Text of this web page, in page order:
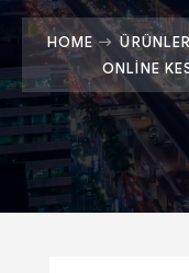
HOME
ONLINE